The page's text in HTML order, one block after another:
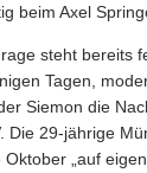
beim Axel
steht bereits
Tagen,
Siemon die
Die 29-jährige
„auf